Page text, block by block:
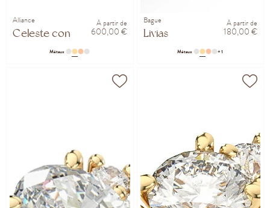
Alliance
Celeste confort 2mm
À partir de
600,00 €
Métaux
Bague
Livias
À partir de
180,00 €
Métaux + 1